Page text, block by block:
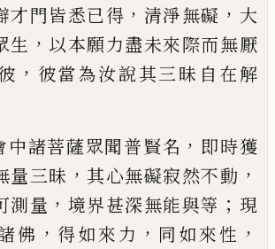
才門皆悉已得 ， 清淨無礙 ， 大
生 ， 以本願力盡未來際而無厭
， 彼當為汝說其三昧自在解
中諸菩薩眾聞普賢名 ， 即時獲
量三昧 ，其心無礙寂然不動 ，
測量 ， 境界甚深無能與等 ； 現
佛 ， 得如來力 ， 同如來性 ，